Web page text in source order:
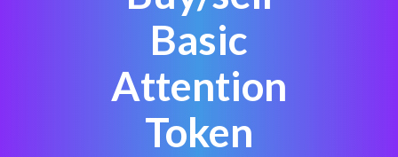
Basic
Attention
Token